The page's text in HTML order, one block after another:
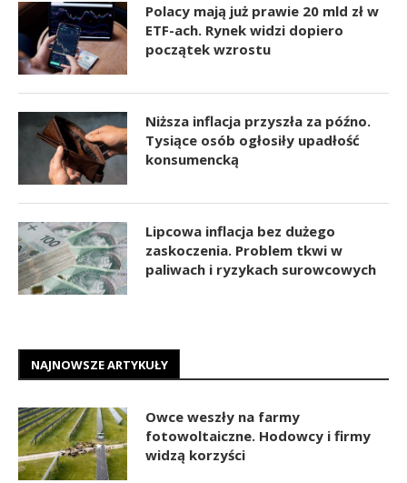
Polacy mają już prawie 20 mld zł w
ETF-ach. Rynek widzi dopiero
początek wzrostu
Niższa inflacja przyszła za późno.
Tysiące osób ogłosiły upadłość
konsumencką
Lipcowa inflacja bez dużego
zaskoczenia. Problem tkwi w
paliwach i ryzykach surowcowych
NAJNOWSZE ARTYKUŁY
Owce weszły na farmy
fotowoltaiczne. Hodowcy i firmy
widzą korzyści